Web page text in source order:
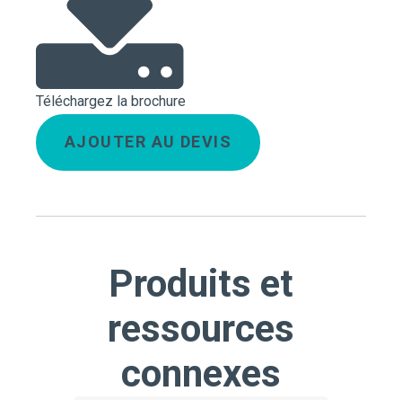
Téléchargez la brochure
AJOUTER AU DEVIS
Produits et
ressources
connexes